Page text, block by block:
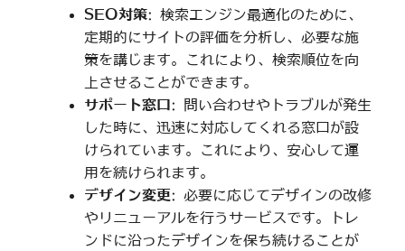
SEO対策: 検索エンジン最適化のために、
定期的にサイトの評価を分析し、必要な施
策を講じます。これにより、検索順位を向
上させることができます。
サポート窓口 : 問い合わせやトラブルが発生
した時に、迅速に対応してくれる窓口が設
けられています。これにより、安心して運
用を続けられます。
デザイン変更: 必要に応じてデザインの改修
やリニューアルを行うサービスです。トレ
ンドに沿ったデザインを保ち続けることが